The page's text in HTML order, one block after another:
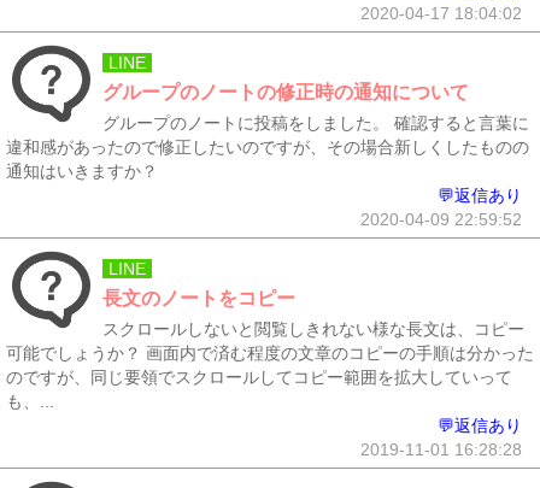
2020-04-17 18:04:02
LINE
グループのノートの修正時の通知について
グループのノートに投稿をしました。 確認すると言葉に
違和感があったので修正したいのですが、その場合新しくしたものの
通知はいきますか？
💬返信あり
2020-04-09 22:59:52
LINE
長文のノートをコピー
スクロールしないと閲覧しきれない様な長文は、コピー
可能でしょうか？ 画面内で済む程度の文章のコピーの手順は分かった
のですが、同じ要領でスクロールしてコピー範囲を拡大していって
も、...
💬返信あり
2019-11-01 16:28:28